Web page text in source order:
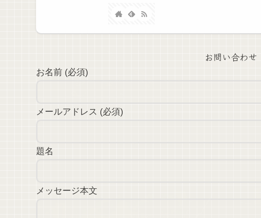
は、おでこを出したヘアスタイルが
4回 施術の説明 リジュランi＋ボ
和感 施術の価格 自由診療
179,200円(4回分) 女優注射は短期
お問い合わせ
お名前 (必須)
メールアドレス (必須)
題名
メッセージ本文